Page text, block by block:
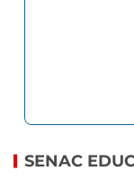
SENAC